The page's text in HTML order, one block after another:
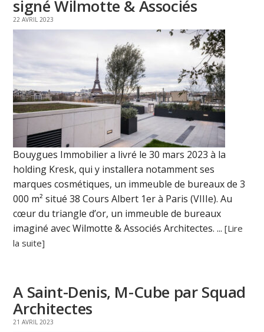
signé Wilmotte & Associés
22 AVRIL 2023
Bouygues Immobilier a livré le 30 mars 2023 à la
holding Kresk, qui y installera notamment ses
marques cosmétiques, un immeuble de bureaux de 3
000 m² situé 38 Cours Albert 1er à Paris (VIIIe). Au
cœur du triangle d’or, un immeuble de bureaux
imaginé avec Wilmotte & Associés Architectes. ...[Lire
la suite]
A Saint-Denis, M-Cube par Squad
Architectes
21 AVRIL 2023